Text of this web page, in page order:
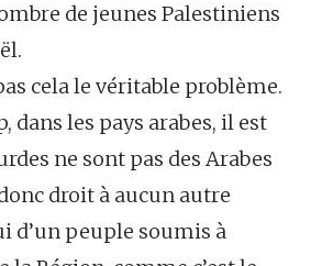
de jeunes Palestiniens
cela le véritable problème.
dans les pays arabes, il est
ne sont pas des Arabes
droit à aucun autre
d’un peuple soumis à